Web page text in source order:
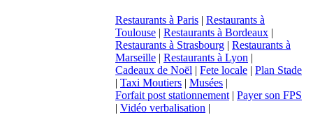
Restaurants à Paris | Restaurants à
Toulouse | Restaurants à Bordeaux |
Restaurants à Strasbourg | Restaurants à
Marseille | Restaurants à Lyon |
Cadeaux de Noël | Fete locale | Plan Stade
| Taxi Moutiers | Musées |
Forfait post stationnement | Payer son FPS
| Vidéo verbalisation |